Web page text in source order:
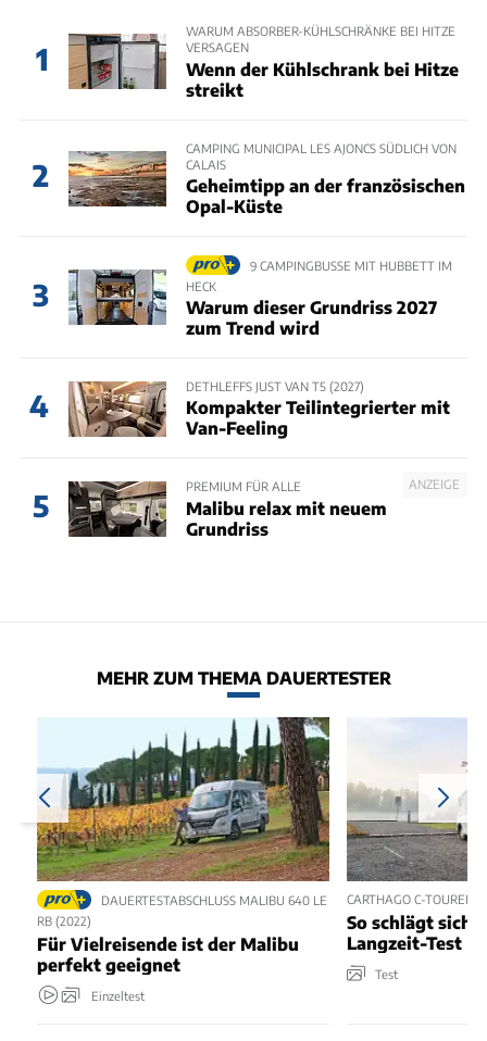
1
WARUM ABSORBER-KÜHLSCHRÄNKE BEI HITZE
VERSAGEN
Wenn der Kühlschrank bei Hitze
streikt
2
CAMPING MUNICIPAL LES AJONCS SÜDLICH VON
CALAIS
Geheimtipp an der französischen
Opal-Küste
3
9 CAMPINGBUSSE MIT HUBBETT IM
HECK
Warum dieser Grundriss 2027
zum Trend wird
4
DETHLEFFS JUST VAN T5 (2027)
Kompakter Teilintegrierter mit
Van-Feeling
5
ANZEIGE
PREMIUM FÜR ALLE
Malibu relax mit neuem
Grundriss
MEHR ZUM THEMA DAUERTESTER
DAUERTESTABSCHLUSS MALIBU 640 LE
RB (2022)
Für Vielreisende ist der Malibu
perfekt geeignet
Einzeltest
CARTHAGO C-TOURER
So schlägt sich
Langzeit-Test
Test